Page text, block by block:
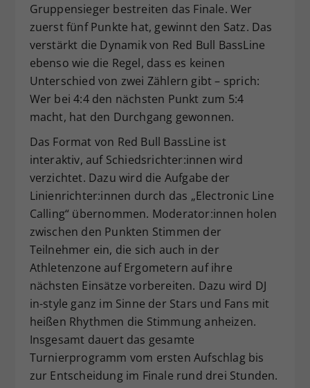
Gruppensieger bestreiten das Finale. Wer
zuerst fünf Punkte hat, gewinnt den Satz. Das
verstärkt die Dynamik von Red Bull BassLine
ebenso wie die Regel, dass es keinen
Unterschied von zwei Zählern gibt – sprich:
Wer bei 4:4 den nächsten Punkt zum 5:4
macht, hat den Durchgang gewonnen.
Das Format von Red Bull BassLine ist
interaktiv, auf Schiedsrichter:innen wird
verzichtet. Dazu wird die Aufgabe der
Linienrichter:innen durch das „Electronic Line
Calling“ übernommen. Moderator:innen holen
zwischen den Punkten Stimmen der
Teilnehmer ein, die sich auch in der
Athletenzone auf Ergometern auf ihre
nächsten Einsätze vorbereiten. Dazu wird DJ
in-style ganz im Sinne der Stars und Fans mit
heißen Rhythmen die Stimmung anheizen.
Insgesamt dauert das gesamte
Turnierprogramm vom ersten Aufschlag bis
zur Entscheidung im Finale rund drei Stunden.